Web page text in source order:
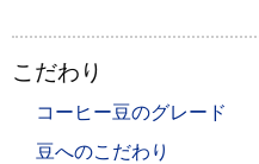
こだわり
コーヒー豆のグレード
豆へのこだわり